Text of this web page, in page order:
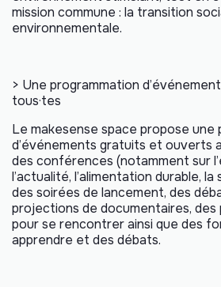
mission commune : la transition
environnementale.
> Une programmation
tous·tes
Le makesense space propose une
d’événements gratuits et ouverts
des conférences (notamment sur
l’actualité, l’alimentation durable,
des soirées de lancement, des
projections de documentaires,
pour se rencontrer ainsi que des
apprendre et des débats.